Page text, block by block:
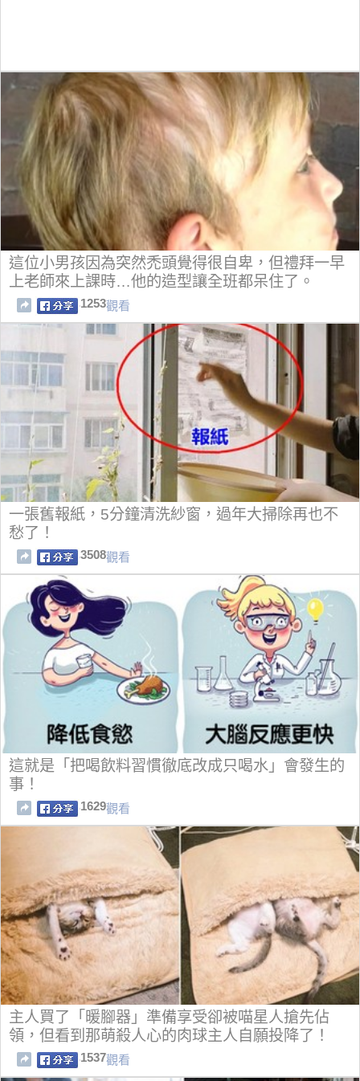
這位小男孩因為突然禿頭覺得很自卑，但禮拜一早
上老師來上課時…他的造型讓全班都呆住了。
1253觀看
一張舊報紙，5分鐘清洗紗窗，過年大掃除再也不
愁了！
3508觀看
這就是「把喝飲料習慣徹底改成只喝水」會發生的
事！
1629觀看
主人買了「暖腳器」準備享受卻被喵星人搶先佔
領，但看到那萌殺人心的肉球主人自願投降了！
1537觀看